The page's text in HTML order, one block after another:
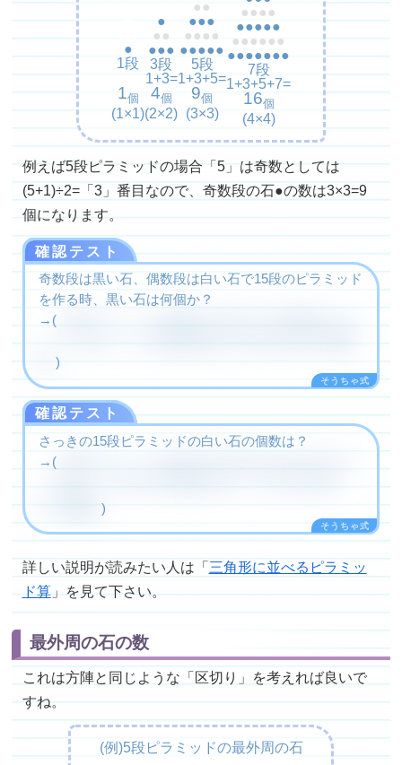
●
1段
1個
(1×1)
●
●●
●●●
3段
1+3=
4個
(2×2)
●●
●●●
●●●●
●●●●●
5段
1+3+5=
9個
(3×3)
●●●●
●●●●●
●●●●●●
●●●●●●●
7段
1+3+5+7=
16個
(4×4)
例えば5段ピラミッドの場合「5」は奇数としては
(5+1)÷2=「3」番目なので、奇数段の石●の数は3×3=9
個になります。
確認テスト
奇数段は黒い石、偶数段は白い石で15段のピラミッド
を作る時、黒い石は何個か？
→(
)
確認テスト
さっきの15段ピラミッドの白い石の個数は？
→(
)
詳しい説明が読みたい人は「三角形に並べるピラミッ
ド算」を見て下さい。
最外周の石の数
これは方陣と同じような「区切り」を考えれば良いで
すね。
(例)5段ピラミッドの最外周の石